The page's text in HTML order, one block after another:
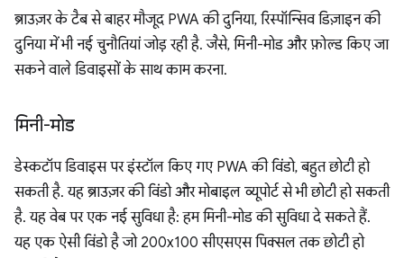
ब्राउज़र के टैब से बाहर मौजूद PWA की दुनिया, रिस्पॉन्सिव डिज़ाइन की
दुनिया में भी नई चुनौतियां जोड़ रही है. जैसे, मिनी-मोड और फ़ोल्ड किए जा
सकने वाले डिवाइसों के साथ काम करना.
मिनी-मोड
डेस्कटॉप डिवाइस पर इंस्टॉल किए गए PWA की विंडो, बहुत छोटी हो
सकती है. यह ब्राउज़र की विंडो और मोबाइल व्यूपोर्ट से भी छोटी हो सकती
है. यह वेब पर एक नई सुविधा है: हम मिनी-मोड की सुविधा दे सकते हैं.
यह एक ऐसी विंडो है जो 200x100 सीएसएस पिक्सल तक छोटी हो